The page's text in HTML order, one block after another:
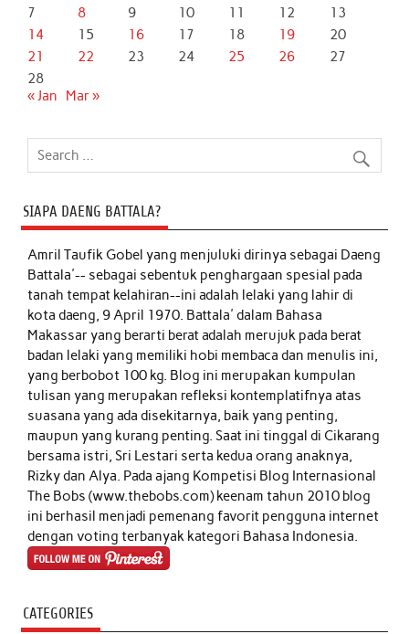
7 8 9 10 11 12
13
14
15 16 17 18 19
20
21
22 23 24 25 26
27
28
« Jan
Mar »
SIAPA DAENG BATTALA?
Amril Taufik Gobelyang menjuluki dirinya sebagai Daeng
Battala'-- sebagai sebentuk penghargaan spesial pada
tanah tempat kelahiran--ini adalah lelaki yang lahir di
kota daeng, 9 April 1970. Battala' dalam Bahasa
Makassar yang berarti berat adalah merujuk pada berat
badan lelaki yang memiliki hobi membaca dan menulis ini,
yang berbobot 100 kg. Blog ini merupakan kumpulan
tulisan yang merupakan refleksi kontemplatifnya atas
suasana yang ada disekitarnya, baik yang penting,
maupun yang kurang penting. Saat ini tinggal di Cikarang
bersama istri, Sri Lestari serta kedua orang anaknya,
Rizky dan Alya. Pada ajang Kompetisi Blog Internasional
The Bobs (www.thebobs.com) keenam tahun 2010 blog
ini berhasil menjadi pemenang favorit pengguna internet
dengan voting terbanyak kategori Bahasa Indonesia.
CATEGORIES